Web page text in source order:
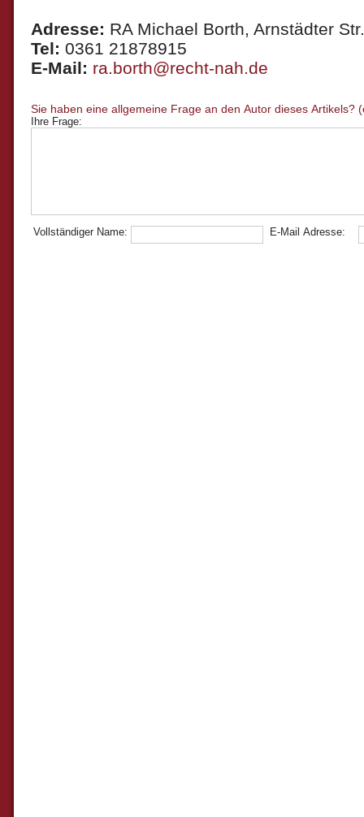
Adresse: RA Michael Borth, Arnstädter
Tel: 0361 21878915
E-Mail: ra.borth@recht-nah.de
Ihre Frage:
Vollständiger Name: E-Mail Adresse: